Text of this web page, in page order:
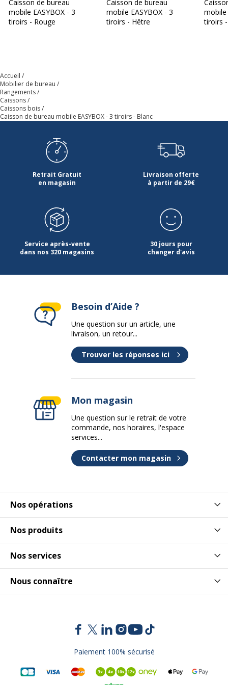
Quantité de tiroirs
Données d'identification
Code barre maitre
Référence produit fabricant
Dimensions et poids
Dimensions et poids
Dimensions &
Poids - Détails
Tiroir - largeur : 32.5 cm, profondeur :
40.5 cm, hauteur : 13.3 cm
Hauteur 64.2 cm
Largeur 39 cm
Garantie
Disponibilité des pièces détachées nc
Garanties légales 2 ans
Caisson de bureau
mobile EASYBOX - 3
tiroirs - Rouge
Caisson de bureau
mobile EASYBOX - 3
tiroirs - Hêtre
mobile
tiroirs
Accueil
Mobilier de bureau
Rangements
Caissons
Caissons bois
Caisson de bureau mobile EASYBOX - 3 tiroirs - Blanc
Retrait Gratuit
en magasin
Livraison offerte
à partir de 29€
Service après-vente
dans nos 320 magasins
30 jours pour
changer d'avis
Nos opérations
Nos produits
Nos services
Nous connaître
Besoin d’Aide ?
Une question sur un article, une
livraison, un retour...
Trouver les réponses ici
Mon magasin
Une question sur le retrait de votre
commande, nos horaires, l'espace
services...
Contacter mon magasin
Paiement 100% sécurisé